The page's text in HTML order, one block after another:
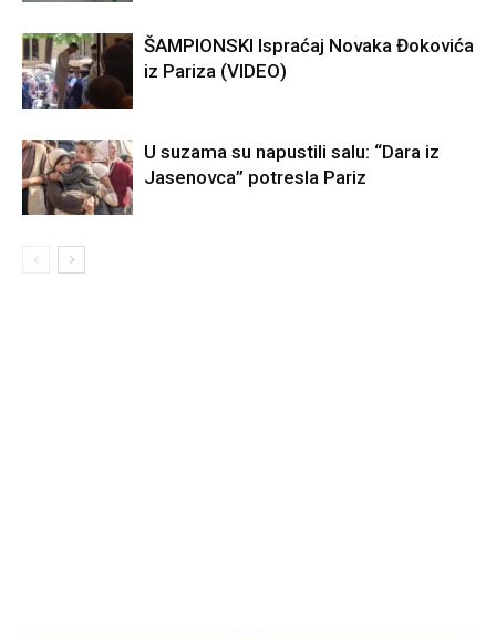
ŠAMPIONSKI Ispraćaj Novaka Đokovića
iz Pariza (VIDEO)
U suzama su napustili salu: “Dara iz
Jasenovca” potresla Pariz